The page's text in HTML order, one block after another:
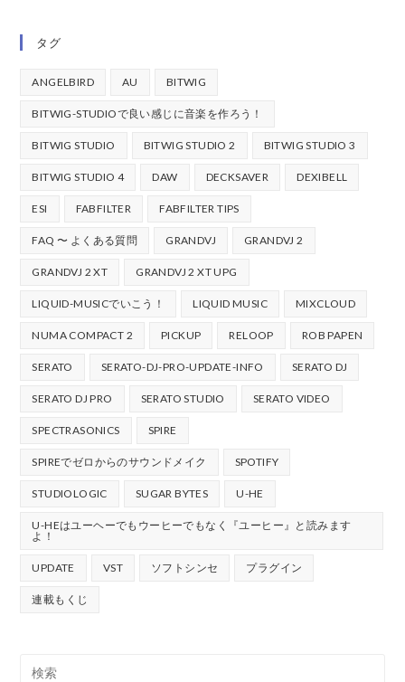
タグ
ANGELBIRD AU BITWIG
BITWIG-STUDIOで良い感じに音楽を作ろう！
BITWIG STUDIO BITWIG STUDIO 2 BITWIG STUDIO 3
BITWIG STUDIO 4 DAW DECKSAVER DEXIBELL
ESI FABFILTER FABFILTER TIPS
FAQ 〜 よくある質問 GRANDVJ GRANDVJ 2
GRANDVJ 2 XT GRANDVJ 2 XT UPG
LIQUID-MUSICでいこう！ LIQUID MUSIC MIXCLOUD
NUMA COMPACT 2 PICKUP RELOOP ROB PAPEN
SERATO SERATO-DJ-PRO-UPDATE-INFO SERATO DJ
SERATO DJ PRO SERATO STUDIO SERATO VIDEO
SPECTRASONICS SPIRE
SPIREでゼロからのサウンドメイク SPOTIFY
STUDIOLOGIC SUGAR BYTES U-HE
U-HEはユーヘーでもウーヒーでもなく『ユーヒー』と読みます
よ！
UPDATE VST ソフトシンセ プラグイン
連載もくじ